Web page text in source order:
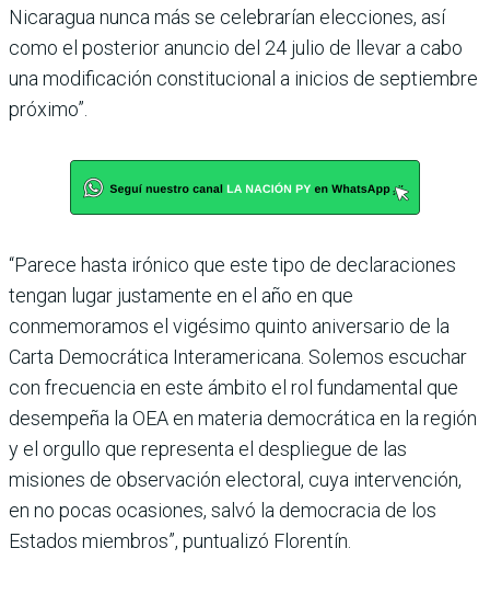
Nicaragua nunca más se celebrarían elecciones, así
como el posterior anuncio del 24 julio de llevar a cabo
una modificación constitucional a inicios de septiembre
próximo”.
“Parece hasta irónico que este tipo de declaraciones
tengan lugar justamente en el año en que
conmemoramos el vigésimo quinto aniversario de la
Carta Democrática Interamericana. Solemos escuchar
con frecuencia en este ámbito el rol fundamental que
desempeña la OEA en materia democrática en la región
y el orgullo que representa el despliegue de las
misiones de observación electoral, cuya intervención,
en no pocas ocasiones, salvó la democracia de los
Estados miembros”, puntualizó Florentín.